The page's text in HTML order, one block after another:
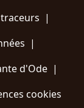
|
|
d'Ode |
cookies